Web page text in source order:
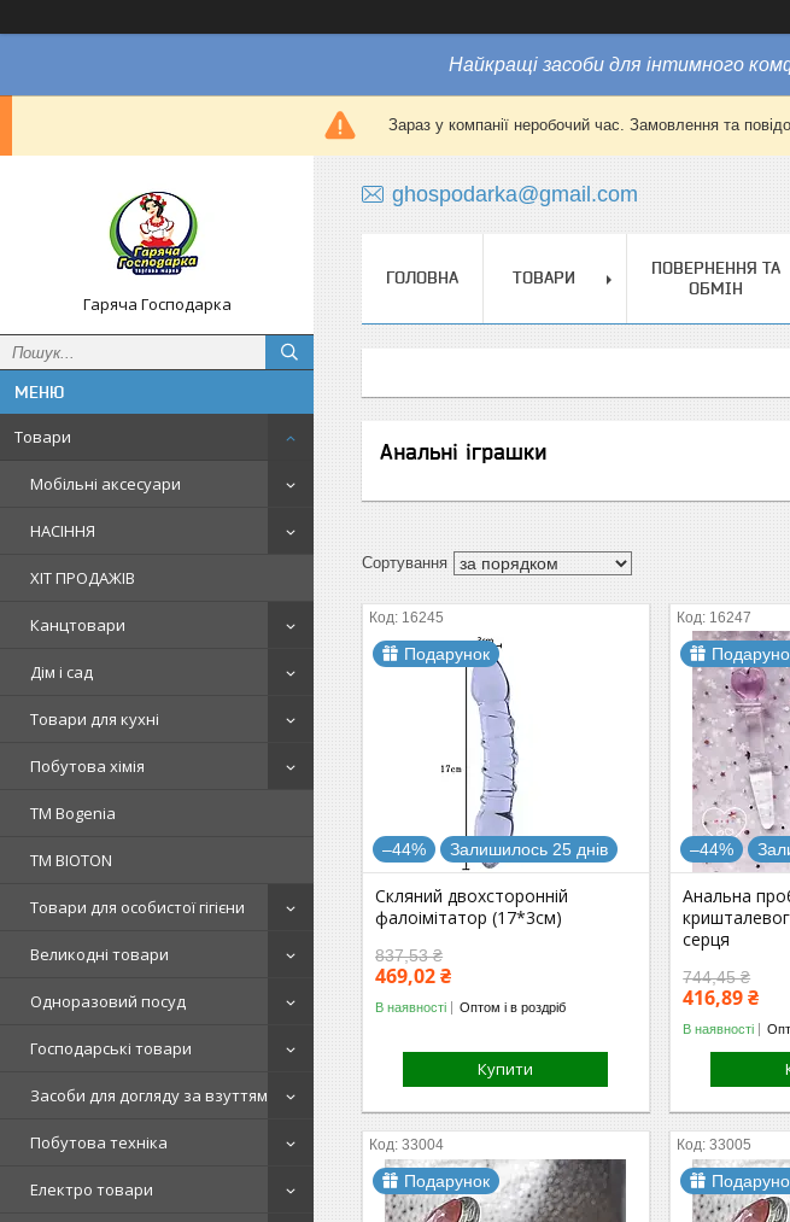
Найкращі засоби для інтимного
Зараз у компанії неробочий час. Замовлення та
Гаряча Господарка
Товари
Мобільні аксесуари
НАСІННЯ
ХІТ ПРОДАЖІВ
Канцтовари
Дім і сад
Товари для кухні
Побутова хімія
ТМ Bogenia
ТМ BIOTON
Товари для особистої гігієни
Великодні товари
Одноразовий посуд
Господарські товари
Засоби для догляду за взуттям
Побутова техніка
Електро товари
ghospodarka@gmail.com
ГОЛОВНА ТОВАРИ
ПОВЕРНЕННЯ ТА
ОБМІН
Анальні іграшки
16245
Подарунок
–44% Залишилось 25 днів
Скляний двохсторонній
фалоімітатор (17*3см)
837,53 ₴
469,02 ₴
В наявності Оптом і в роздріб
Купити
16247
–44%
Анальна
серця
744,45 ₴
416,89 ₴
В наявності
33004
Подарунок
33005